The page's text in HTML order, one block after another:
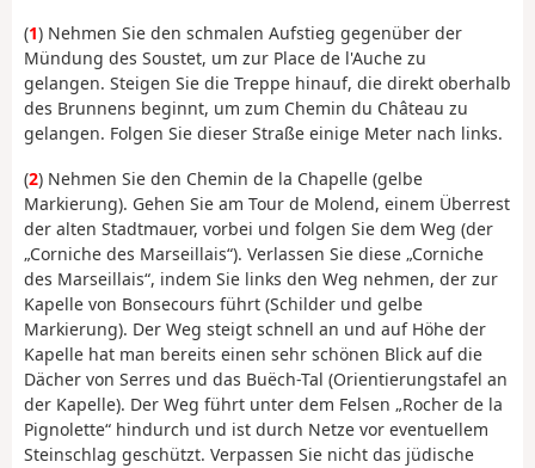
(1) Nehmen Sie den schmalen Aufstieg gegenüber der
Mündung des Soustet, um zur Place de l'Auche zu
gelangen. Steigen Sie die Treppe hinauf, die direkt oberhalb
des Brunnens beginnt, um zum Chemin du Château zu
gelangen. Folgen Sie dieser Straße einige Meter nach links.
(2) Nehmen Sie den Chemin de la Chapelle (gelbe
Markierung). Gehen Sie am Tour de Molend, einem Überrest
der alten Stadtmauer, vorbei und folgen Sie dem Weg (der
„Corniche des Marseillais“). Verlassen Sie diese „Corniche
des Marseillais“, indem Sie links den Weg nehmen, der zur
Kapelle von Bonsecours führt (Schilder und gelbe
Markierung). Der Weg steigt schnell an und auf Höhe der
Kapelle hat man bereits einen sehr schönen Blick auf die
Dächer von Serres und das Buëch-Tal (Orientierungstafel an
der Kapelle). Der Weg führt unter dem Felsen „Rocher de la
Pignolette“ hindurch und ist durch Netze vor eventuellem
Steinschlag geschützt. Verpassen Sie nicht das jüdische